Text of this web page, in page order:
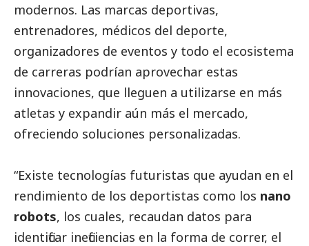
modernos. Las marcas deportivas,
entrenadores, médicos del deporte,
organizadores de eventos y todo el ecosistema
de carreras podrían aprovechar estas
innovaciones, que lleguen a utilizarse en más
atletas y expandir aún más el mercado,
ofreciendo soluciones personalizadas.
“Existe tecnologías futuristas que ayudan en el
rendimiento de los deportistas como los nano
robots, los cuales, recaudan datos para
identificar ineficiencias en la forma de correr, el